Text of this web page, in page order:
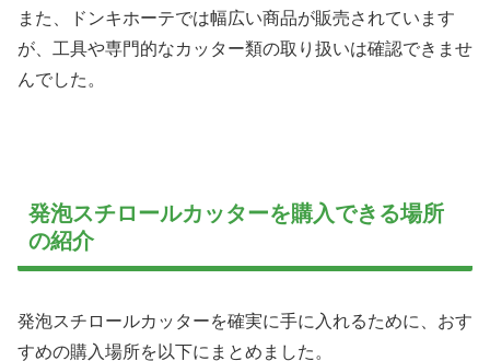
また、ドンキホーテでは幅広い商品が販売されています
が、工具や専門的なカッター類の取り扱いは確認できませ
んでした。
発泡スチロールカッターを購入できる場所
の紹介
発泡スチロールカッターを確実に手に入れるために、おす
すめの購入場所を以下にまとめました。